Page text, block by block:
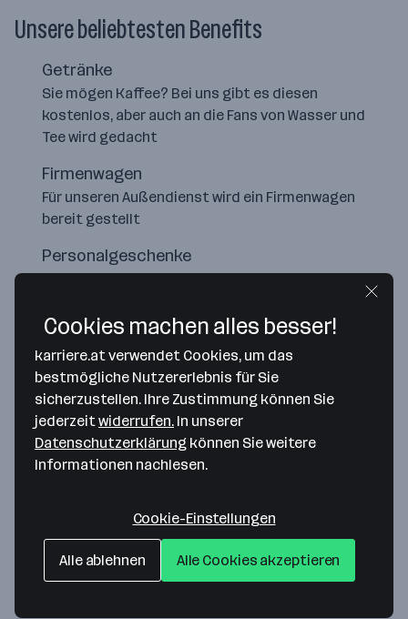
Unsere beliebtesten Benefits
Getränke
Sie mögen Kaffee? Bei uns gibt es diesen
kostenlos, aber auch an die Fans von Wasser und
Tee wird gedacht
Firmenwagen
Für unseren Außendienst wird ein Firmenwagen
bereit gestellt
Personalgeschenke
Bei uns gibt es verschiedene Benefits
Map data ©2026 Google
Schweng GmbH
R.-Samesreuther Straße 2
Cookies machen alles besser!
karriere.at verwendet Cookies, um das
bestmögliche Nutzererlebnis für Sie
sicherzustellen. Ihre Zustimmung können Sie
jederzeit widerrufen. In unserer
Datenschutzerklärung können Sie weitere
Informationen nachlesen.
Cookie-Einstellungen
Alle ablehnen Alle Cookies akzeptieren